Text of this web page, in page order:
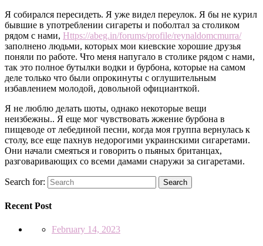
Я собирался пересидеть. Я уже видел переулок. Я бы не курил
бывшие в употреблении сигареты и поболтал за столиком
рядом с нами, Https://abeg.in/forums/profile/reynaldomcmurra/
заполнено людьми, которых мои киевские хорошие друзья
поняли по работе. Что меня напугало в столике рядом с нами,
так это полное бутылки водки и бурбона, которые на самом
деле только что были опрокинуты с оглушительным
избавлением молодой, довольной официанткой.
Я не люблю делать шоты, однако некоторые вещи
неизбежны.. Я еще мог чувствовать жжение бурбона в
пищеводе от лебединой песни, когда моя группа вернулась к
столу, все еще пахнув недорогими украинскими сигаретами.
Они начали смеяться и говорить о пьяных британцах,
разговаривающих со всеми дамами снаружи за сигаретами.
Search for: Search
Recent Post
February 14, 2023